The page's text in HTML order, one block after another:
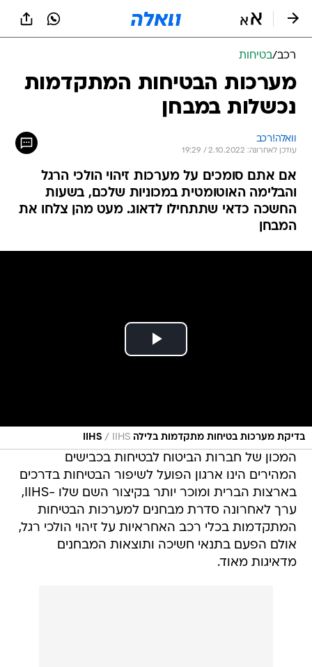
רכב/בטיחות
מערכות הבטיחות המתקדמות
נכשלות במבחן
וואלה!רכב
עודכן לאחרונה: 2.10.2022 / 19:29
אם אתם סומכים על מערכות זיהוי הולכי הרגל
והבלימה האוטומטית במכוניות שלכם, בשעות
החשכה כדאי שתתחילו לדאוג. מעט מהן צלחו את
המבחן
בדיקת מערכות בטיחות מתקדמות בלילה IIHS / IIHS
המכון של חברות הביטוח לבטיחות בכבישים
המהירים הינו ארגון הפועל לשיפור הבטיחות בדרכים
בארצות הברית ומוכר יותר בקיצור השם שלו -IIHS,
ערך לאחרונה סדרת מבחנים למערכות הבטיחות
המתקדמות בכלי רכב האחראיות על זיהוי הולכי רגל,
אולם הפעם בתנאי חשיכה ותוצאות המבחנים
מדאיגות מאוד.